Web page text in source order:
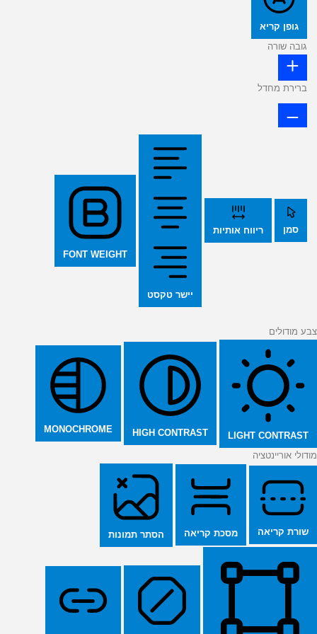
גופן קריא
גובה שורה
ברירת מחדל
סמן ריווח אותיות
יישר טקסט
FONT WEIGHT
צבע מודולים
LIGHT CONTRAST
HIGH CONTRAST
MONOCHROME
מודולי אוריינטציה
שורת קריאה מסכת קריאה הסתר תמונות